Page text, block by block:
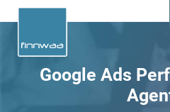
Google Ads